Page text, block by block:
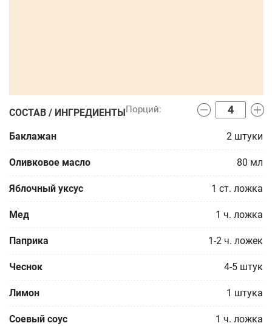
СОСТАВ / ИНГРЕДИЕНТЫ
Баклажан 2 штуки
Оливковое масло 80 мл
Яблочный уксус 1 ст. ложка
Мед 1 ч. ложка
Паприка 1-2 ч. ложек
Чеснок 4-5 штук
Лимон 1 штука
Соевый соус 1 ч. ложка